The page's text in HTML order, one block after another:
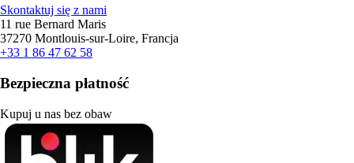
Skontaktuj się z nami
11 rue Bernard Maris
37270 Montlouis-sur-Loire, Francja
+33 1 86 47 62 58
Bezpieczna płatność
Kupuj u nas bez obaw